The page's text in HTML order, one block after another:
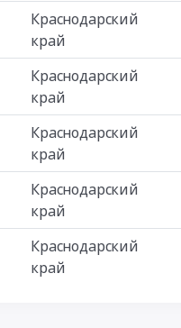
Краснодарский
край
Краснодарский
край
Краснодарский
край
Краснодарский
край
Краснодарский
край